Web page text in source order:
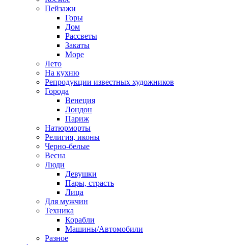
Пейзажи
Горы
Дом
Рассветы
Закаты
Море
Лето
На кухню
Репродукции известных художников
Города
Венеция
Лондон
Париж
Натюрморты
Религия, иконы
Черно-белые
Весна
Люди
Девушки
Пары, страсть
Лица
Для мужчин
Техника
Корабли
Машины/Автомобили
Разное